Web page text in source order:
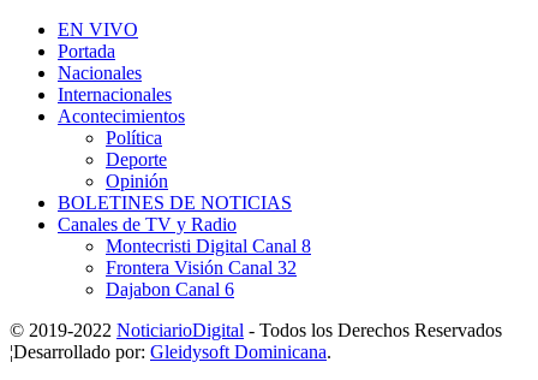
EN VIVO
Portada
Nacionales
Internacionales
Acontecimientos
Política
Deporte
Opinión
BOLETINES DE NOTICIAS
Canales de TV y Radio
Montecristi Digital Canal 8
Frontera Visión Canal 32
Dajabon Canal 6
© 2019-2022 NoticiarioDigital - Todos los Derechos Reservados
¦Desarrollado por: Gleidysoft Dominicana.